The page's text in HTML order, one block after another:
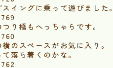
イングに乗って遊びました。
り橋もへっちゃらです。
のスペースがお気に入り。
落ち着くのかな。